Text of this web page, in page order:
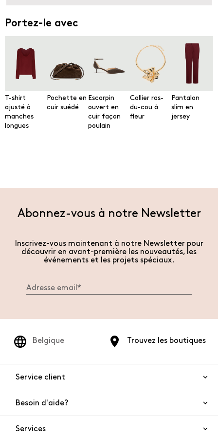
Portez-le avec
T-shirt
ajusté à
manches
longues
Pochette en
cuir suédé
Escarpin
ouvert en
cuir façon
poulain
Collier ras-
du-cou à
fleur
Pantalon
slim en
jersey
Abonnez-vous à notre Newsletter
Inscrivez-vous maintenant à notre Newsletter pour
découvrir en avant-première les nouveautés, les
événements et les projets spéciaux.
Trouvez les boutiques
Belgique
Service client
Besoin d'aide?
Services